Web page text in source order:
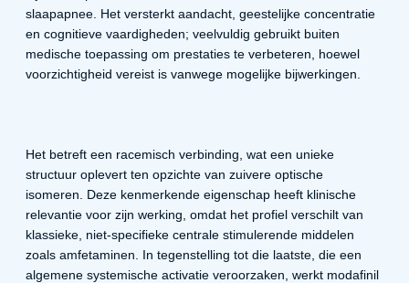
slaapapnee. Het versterkt aandacht, geestelijke concentratie
en cognitieve vaardigheden; veelvuldig gebruikt buiten
medische toepassing om prestaties te verbeteren, hoewel
voorzichtigheid vereist is vanwege mogelijke bijwerkingen.
Het betreft een racemisch verbinding, wat een unieke
structuur oplevert ten opzichte van zuivere optische
isomeren. Deze kenmerkende eigenschap heeft klinische
relevantie voor zijn werking, omdat het profiel verschilt van
klassieke, niet-specifieke centrale stimulerende middelen
zoals amfetaminen. In tegenstelling tot die laatste, die een
algemene systemische activatie veroorzaken, werkt modafinil